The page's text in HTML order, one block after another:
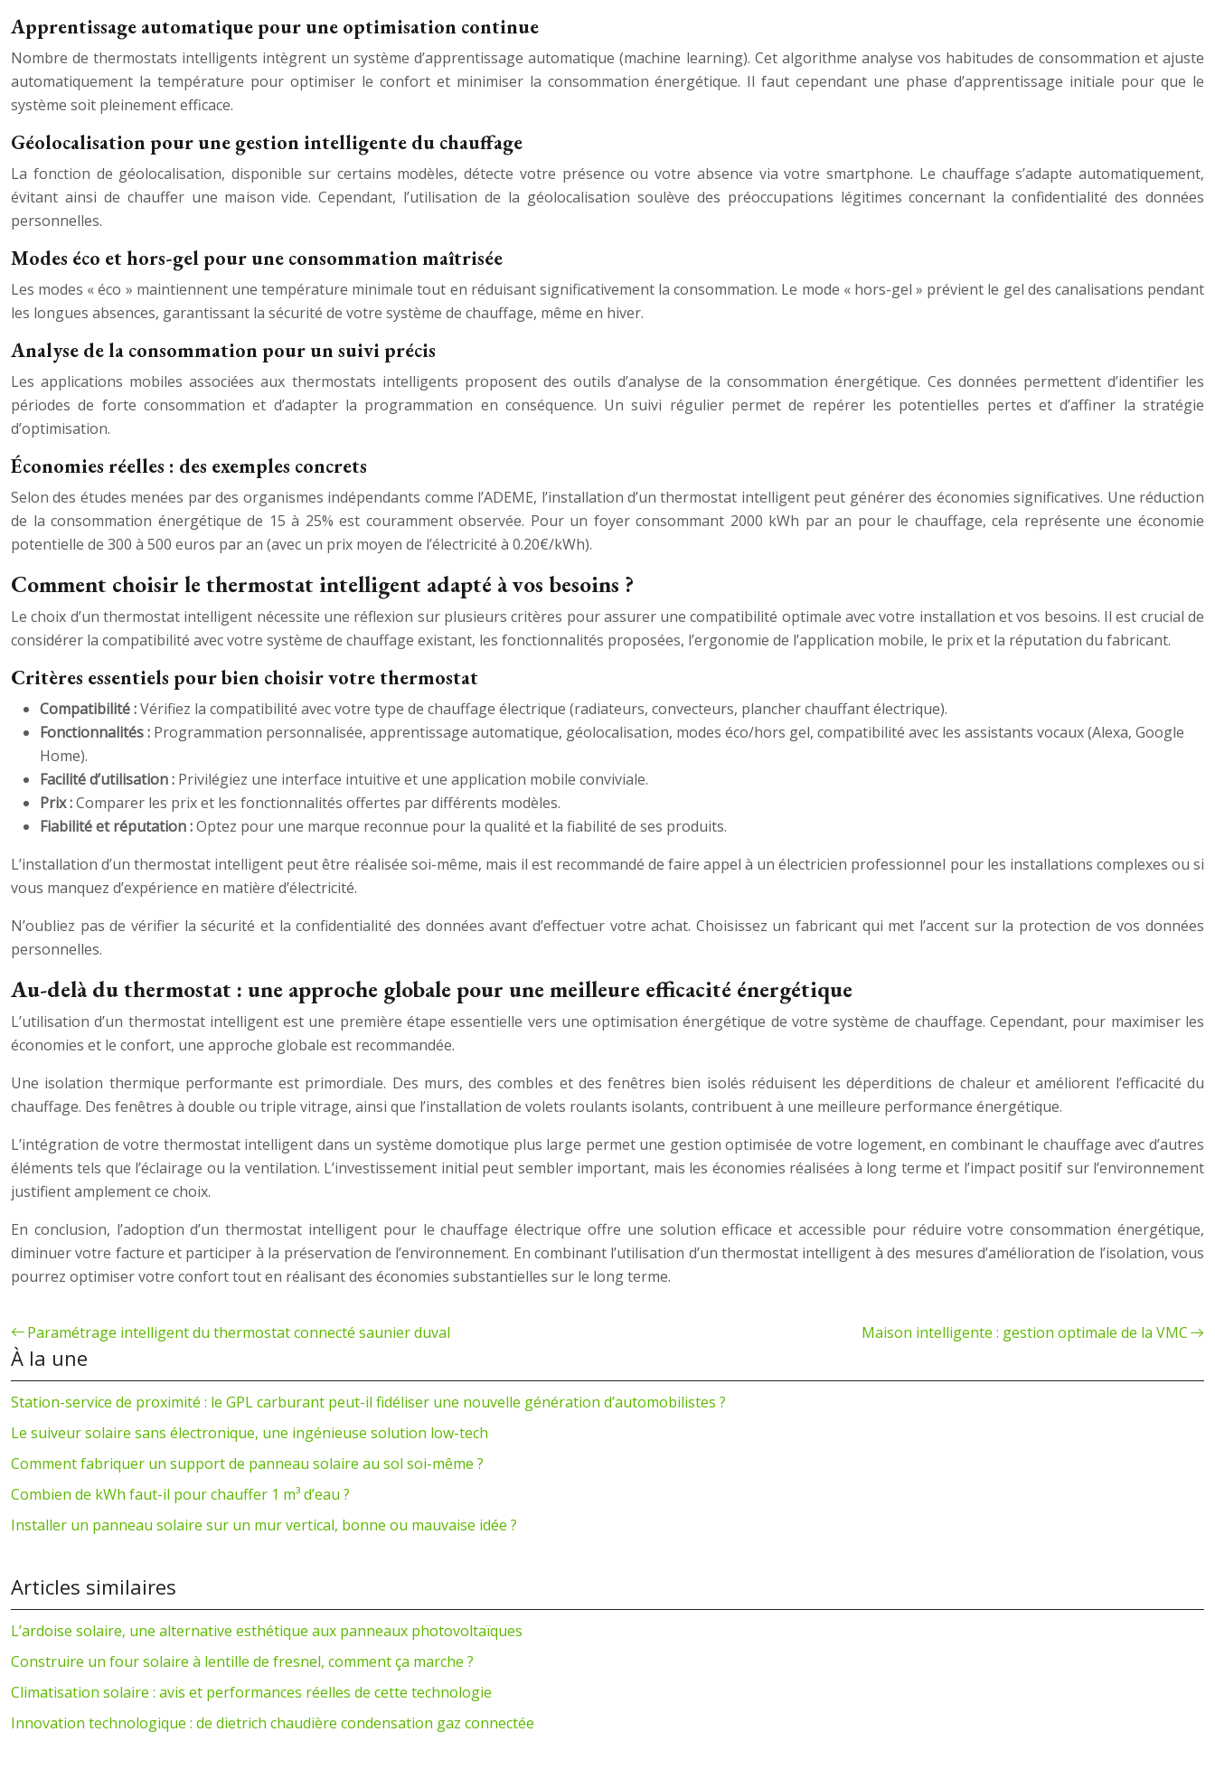
Apprentissage automatique pour une optimisation continue
Nombre de thermostats intelligents intègrent un système d’apprentissage automatique (machine learning). Cet algorithme analyse vos habitudes de consommation et ajuste
automatiquement la température pour optimiser le confort et minimiser la consommation énergétique. Il faut cependant une phase d’apprentissage initiale pour que le
système soit pleinement efficace.
Géolocalisation pour une gestion intelligente du chauffage
La fonction de géolocalisation, disponible sur certains modèles, détecte votre présence ou votre absence via votre smartphone. Le chauffage s’adapte automatiquement,
évitant ainsi de chauffer une maison vide. Cependant, l’utilisation de la géolocalisation soulève des préoccupations légitimes concernant la confidentialité des données
personnelles.
Modes éco et hors-gel pour une consommation maîtrisée
Les modes « éco » maintiennent une température minimale tout en réduisant significativement la consommation. Le mode « hors-gel » prévient le gel des canalisations pendant
les longues absences, garantissant la sécurité de votre système de chauffage, même en hiver.
Analyse de la consommation pour un suivi précis
Les applications mobiles associées aux thermostats intelligents proposent des outils d’analyse de la consommation énergétique. Ces données permettent d’identifier les
périodes de forte consommation et d’adapter la programmation en conséquence. Un suivi régulier permet de repérer les potentielles pertes et d’affiner la stratégie
d’optimisation.
Économies réelles : des exemples concrets
Selon des études menées par des organismes indépendants comme l’ADEME, l’installation d’un thermostat intelligent peut générer des économies significatives. Une réduction
de la consommation énergétique de 15 à 25% est couramment observée. Pour un foyer consommant 2000 kWh par an pour le chauffage, cela représente une économie
potentielle de 300 à 500 euros par an (avec un prix moyen de l’électricité à 0.20€/kWh).
Comment choisir le thermostat intelligent adapté à vos besoins ?
Le choix d’un thermostat intelligent nécessite une réflexion sur plusieurs critères pour assurer une compatibilité optimale avec votre installation et vos besoins. Il est crucial de
considérer la compatibilité avec votre système de chauffage existant, les fonctionnalités proposées, l’ergonomie de l’application mobile, le prix et la réputation du fabricant.
Critères essentiels pour bien choisir votre thermostat
Compatibilité :Vérifiez la compatibilité avec votre type de chauffage électrique (radiateurs, convecteurs, plancher chauffant électrique).
Fonctionnalités : Programmation personnalisée, apprentissage automatique, géolocalisation, modes éco/hors gel, compatibilité avec les assistants vocaux (Alexa, Google
Home).
Facilité d’utilisation : Privilégiez une interface intuitive et une application mobile conviviale.
Prix :Comparer les prix et les fonctionnalités offertes par différents modèles.
Fiabilité et réputation :Optez pour une marque reconnue pour la qualité et la fiabilité de ses produits.
L’installation d’un thermostat intelligent peut être réalisée soi-même, mais il est recommandé de faire appel à un électricien professionnel pour les installations complexes ou si
vous manquez d’expérience en matière d’électricité.
N’oubliez pas de vérifier la sécurité et la confidentialité des données avant d’effectuer votre achat. Choisissez un fabricant qui met l’accent sur la protection de vos données
personnelles.
Au-delà du thermostat : une approche globale pour une meilleure efficacité énergétique
L’utilisation d’un thermostat intelligent est une première étape essentielle vers une optimisation énergétique de votre système de chauffage. Cependant, pour maximiser les
économies et le confort, une approche globale est recommandée.
Une isolation thermique performante est primordiale. Des murs, des combles et des fenêtres bien isolés réduisent les déperditions de chaleur et améliorent l’efficacité du
chauffage. Des fenêtres à double ou triple vitrage, ainsi que l’installation de volets roulants isolants, contribuent à une meilleure performance énergétique.
L’intégration de votre thermostat intelligent dans un système domotique plus large permet une gestion optimisée de votre logement, en combinant le chauffage avec d’autres
éléments tels que l’éclairage ou la ventilation. L’investissement initial peut sembler important, mais les économies réalisées à long terme et l’impact positif sur l’environnement
justifient amplement ce choix.
En conclusion, l’adoption d’un thermostat intelligent pour le chauffage électrique offre une solution efficace et accessible pour réduire votre consommation énergétique,
diminuer votre facture et participer à la préservation de l’environnement. En combinant l’utilisation d’un thermostat intelligent à des mesures d’amélioration de l’isolation, vous
pourrez optimiser votre confort tout en réalisant des économies substantielles sur le long terme.
Paramétrage intelligent du thermostat connecté saunier duval Maison intelligente : gestion optimale de la VMC
À la une
Station-service de proximité : le GPL carburant peut-il fidéliser une nouvelle génération d’automobilistes ?
Le suiveur solaire sans électronique, une ingénieuse solution low-tech
Comment fabriquer un support de panneau solaire au sol soi-même ?
Combien de kWh faut-il pour chauffer 1 m³ d’eau ?
Installer un panneau solaire sur un mur vertical, bonne ou mauvaise idée ?
Articles similaires
L’ardoise solaire, une alternative esthétique aux panneaux photovoltaïques
Construire un four solaire à lentille de fresnel, comment ça marche ?
Climatisation solaire : avis et performances réelles de cette technologie
Innovation technologique : de dietrich chaudière condensation gaz connectée